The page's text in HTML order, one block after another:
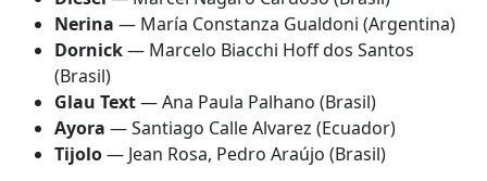
Nerina — María Constanza Gualdoni (Argentina)
Dornick— Marcelo Biacchi Hoff dos Santos
(Brasil)
Glau Text— Ana Paula Palhano (Brasil)
Ayora — Santiago Calle Alvarez (Ecuador)
Tijolo— Jean Rosa, Pedro Araújo (Brasil)